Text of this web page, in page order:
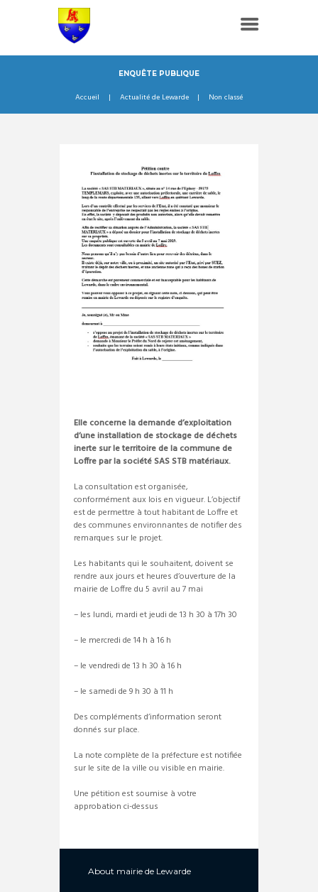
ENQUÊTE PUBLIQUE
Accueil Actualité de Lewarde Non classé
Elle concerne la demande d’exploitation
d’une installation de stockage de déchets
inerte sur le territoire de la commune de
Loffre par la société SAS STB matériaux.
La consultation est organisée,
conformément aux lois en vigueur. L’objectif
est de permettre à tout habitant de Loffre et
des communes environnantes de notifier des
remarques sur le projet.
Les habitants qui le souhaitent, doivent se
rendre aux jours et heures d’ouverture de la
mairie de Loffre du 5 avril au 7 mai
– les lundi, mardi et jeudi de 13 h 30 à 17h 30
– le mercredi de 14 h à 16 h
– le vendredi de 13 h 30 à 16 h
– le samedi de 9 h 30 à 11 h
Des compléments d’information seront
donnés sur place.
La note complète de la préfecture est notifiée
sur le site de la ville ou visible en mairie.
Une pétition est soumise à votre
approbation ci-dessus
About mairie de Lewarde